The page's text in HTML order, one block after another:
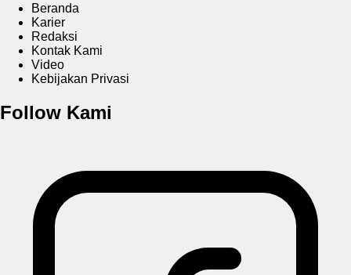
Beranda
Karier
Redaksi
Kontak Kami
Video
Kebijakan Privasi
Follow Kami